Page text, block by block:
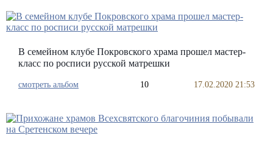
В семейном клубе Покровского храма прошел мастер-
класс по росписи русской матрешки
смотреть альбом 10 17.02.2020 21:53